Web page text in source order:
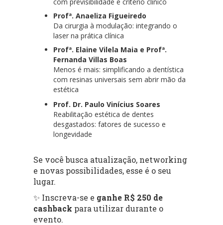
Profª. Anaeliza Figueiredo
Da cirurgia à modulação: integrando o
laser na prática clínica
Profª. Elaine Vilela Maia e Profª.
Fernanda Villas Boas
Menos é mais: simplificando a dentística
com resinas universais sem abrir mão da
estética
Prof. Dr. Paulo Vinícius Soares
Reabilitação estética de dentes
desgastados: fatores de sucesso e
longevidade
Se você busca atualização, networking
e novas possibilidades, esse é o seu
lugar.
✨ Inscreva-se e ganhe R$ 250 de
cashback para utilizar durante o
evento.